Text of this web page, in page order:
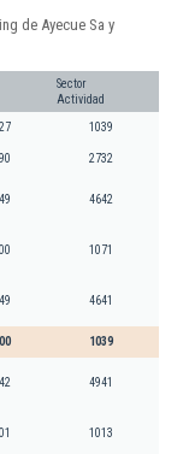
de Ayecue Sa y
Sector
Actividad
1039
2732
4642
1071
4641
1039
4941
1013